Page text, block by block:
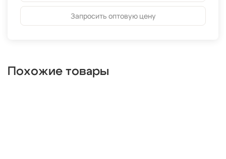
Запросить оптовую цену
Похожие товары